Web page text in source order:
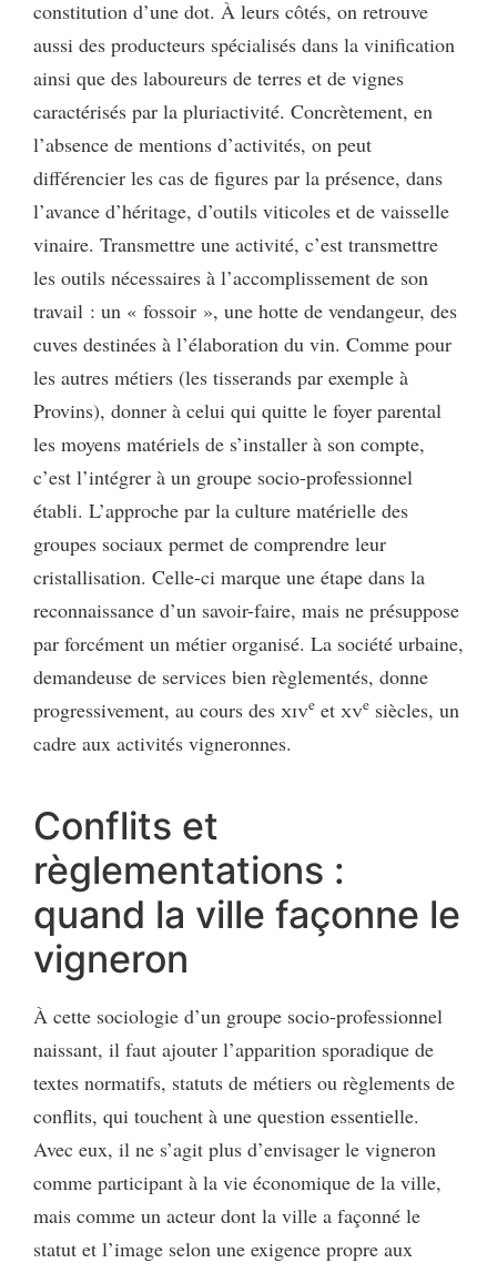
constitution d’une dot. À leurs côtés, on retrouve
aussi des producteurs spécialisés dans la vinification
ainsi que des laboureurs de terres et de vignes
caractérisés par la pluriactivité. Concrètement, en
l’absence de mentions d’activités, on peut
différencier les cas de figures par la présence, dans
l’avance d’héritage, d’outils viticoles et de vaisselle
vinaire. Transmettre une activité, c’est transmettre
les outils nécessaires à l’accomplissement de son
travail : un « fossoir », une hotte de vendangeur, des
cuves destinées à l’élaboration du vin. Comme pour
les autres métiers (les tisserands par exemple à
Provins), donner à celui qui quitte le foyer parental
les moyens matériels de s’installer à son compte,
c’est l’intégrer à un groupe socio-professionnel
établi. L’approche par la culture matérielle des
groupes sociaux permet de comprendre leur
cristallisation. Celle-ci marque une étape dans la
reconnaissance d’un savoir-faire, mais ne présuppose
par forcément un métier organisé. La société urbaine,
demandeuse de services bien règlementés, donne
progressivement, au cours des xive et xve siècles, un
cadre aux activités vigneronnes.
Conflits et
règlementations :
quand la ville façonne le
vigneron
À cette sociologie d’un groupe socio-professionnel
naissant, il faut ajouter l’apparition sporadique de
textes normatifs, statuts de métiers ou règlements de
conflits, qui touchent à une question essentielle.
Avec eux, il ne s’agit plus d’envisager le vigneron
comme participant à la vie économique de la ville,
mais comme un acteur dont la ville a façonné le
statut et l’image selon une exigence propre aux